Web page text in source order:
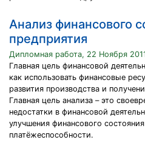
Анализ финансового
предприятия
Дипломная работа, 22 Ноября
Главная цель финансовой
как использовать финансовые
развития производства и
Главная цель анализа – это
недостатки в финансовой
улучшения финансового
платёжеспособности.